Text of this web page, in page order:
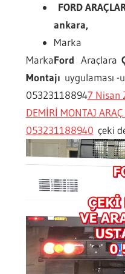
FORD
ankara,
Marka
MarkaFord Araçlara
Montajı uygulaması
053231188947 Nisan
DEMİRİ MONTAJ
053231188940 çeki